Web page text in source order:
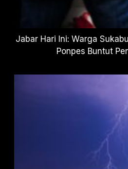
Jabar Hari Ini: Warga
Ponpes Buntut